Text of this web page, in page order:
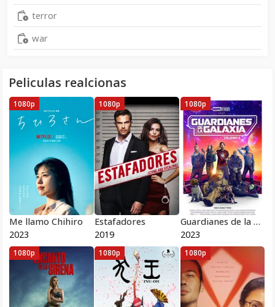
terror
war
Peliculas realcionas
Me llamo Chihiro
2023
1080p
Estafadores
2019
1080p
Guardianes de la Galaxia: Volumen 3
2023
1080p
1080p 1080p 1080p